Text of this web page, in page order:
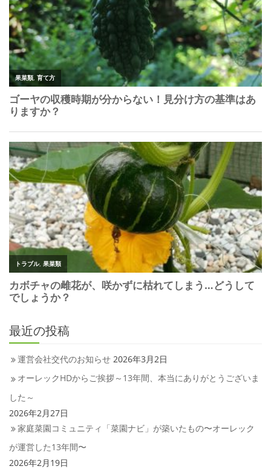
最近の投稿
運営会社交代のお知らせ 2026年3月2日
オーレックHDからご挨拶～13年間、本当にありがとうございま
した～
2026年2月27日
家庭菜園コミュニティ「菜園ナビ」が築いたもの〜オーレック
が運営した13年間〜
2026年2月19日